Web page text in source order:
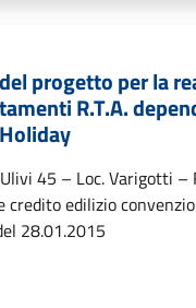
progetto per la
R.T.A.
45 – Loc. Varigotti –
credito edilizio
28.01.2015